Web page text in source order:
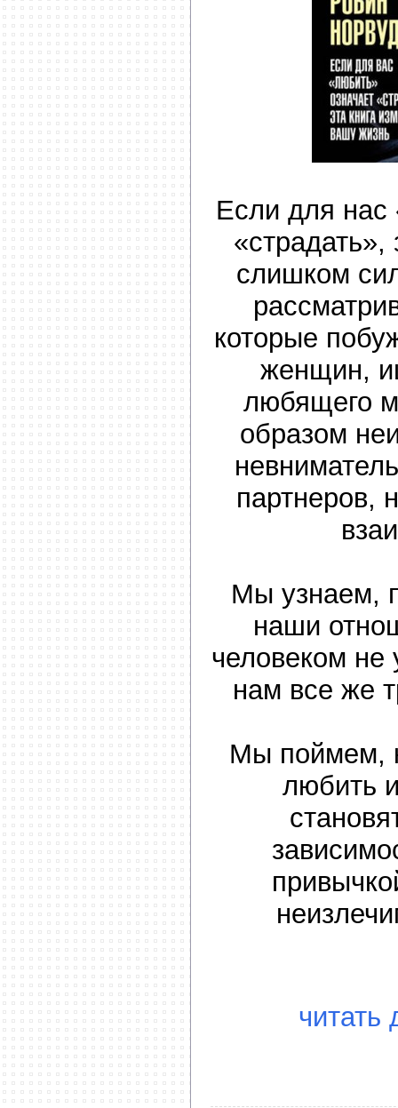
Если для нас
слишком
которые
женщин,
любящего
образом
партнеров,
Мы узнаем,
наши
человеком не
нам все же
Мы поймем,
любить
читать